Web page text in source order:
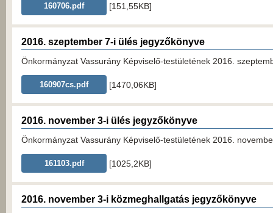
160706.pdf [151,55KB]
2016. szeptember 7-i ülés jegyzőkönyve
Önkormányzat Vassurány Képviselő-testületének 2016.
160907cs.pdf [1470,06KB]
2016. november 3-i ülés jegyzőkönyve
Önkormányzat Vassurány Képviselő-testületének 2016.
161103.pdf [1025,2KB]
2016. november 3-i közmeghallgatás jegyzőkönyve